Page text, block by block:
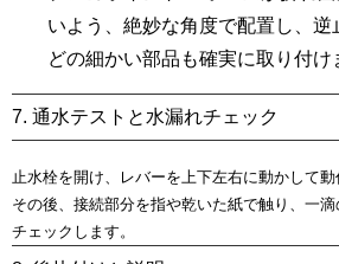
いよう、絶妙な角度で配置し、
どの細かい部品も確実に取り付け
7. 通水テストと水漏れチェック
止水栓を開け、レバーを上下左右に動かして動
その後、接続部分を指や乾いた紙で触り、一
チェックします。